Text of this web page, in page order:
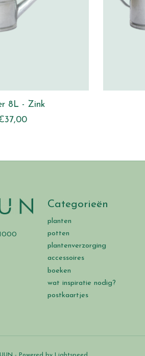
8L - Zink
Categorieën
planten
potten
plantenverzorging
accessoires
boeken
wat inspiratie nodig?
postkaartjes